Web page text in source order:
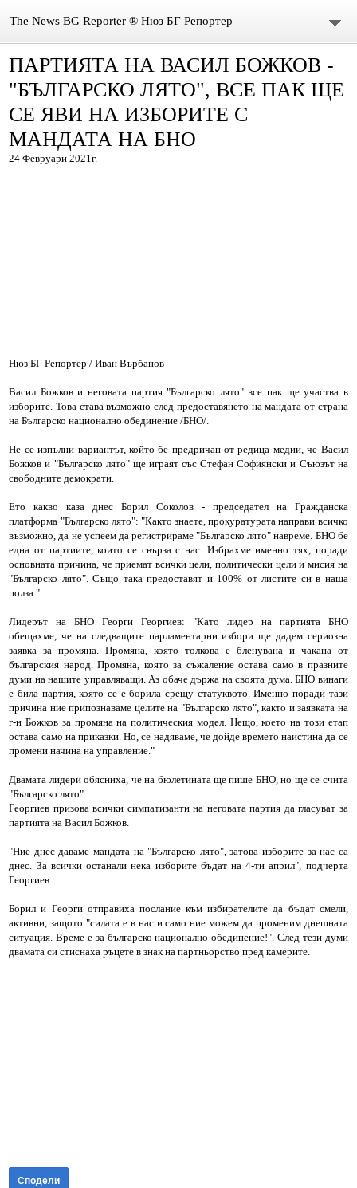
The News BG Reporter ® Нюз БГ Репортер
НОВИНИ
ЗА НАС
КОНТАКТИ
ПАРТИЯТА НА ВАСИЛ БОЖКОВ -
"БЪЛГАРСКО ЛЯТО", ВСЕ ПАК ЩЕ
СЕ ЯВИ НА ИЗБОРИТЕ С
МАНДАТА НА БНО
24 Февруари 2021г.
Нюз БГ Репортер / Иван Върбанов
Васил Божков и неговата партия "Българско лято" все пак ще участва в
изборите. Това става възможно след предоставянето на мандата от страна
на Българско национално обединение /БНО/.
Не се изпълни вариантът, който бе предричан от редица медии, че Васил
Божков и "Българско лято" ще играят със Стефан Софиянски и Съюзът на
свободните демократи.
Ето какво каза днес Борил Соколов - председател на Гражданска
платформа "Българско лято": "Както знаете, прокуратурата направи всичко
възможно, да не успеем да регистрираме "Българско лято" навреме. БНО бе
една от партиите, които се свърза с нас. Избрахме именно тях, поради
основната причина, че приемат всички цели, политически цели и мисия на
"Българско лято". Също така предоставят и 100% от листите си в наша
полза."
Лидерът на БНО Георги Георгиев: "Като лидер на партията БНО
обещахме, че на следващите парламентарни избори ще дадем сериозна
заявка за промяна. Промяна, която толкова е бленувана и чакана от
българския народ. Промяна, която за съжаление остава само в празните
думи на нашите управляващи. Аз обаче държа на своята дума. БНО винаги
е била партия, която се е борила срещу статуквото. Именно поради тази
причина ние припознаваме целите на "Българско лято", както и заявката на
г-н Божков за промяна на политическия модел. Нещо, което на този етап
остава само на приказки. Но, се надяваме, че дойде времето наистина да се
промени начина на управление."
Двамата лидери обясниха, че на бюлетината ще пише БНО, но ще се счита
"Българско лято".
Георгиев призова всички симпатизанти на неговата партия да гласуват за
партията на Васил Божков.
"Ние днес даваме мандата на "Българско лято", затова изборите за нас са
днес. За всички останали нека изборите бъдат на 4-ти април", подчерта
Георгиев.
Борил и Георги отправиха послание към избирателите да бъдат смели,
активни, защото "силата е в нас и само ние можем да променим днешната
ситуация. Време е за българско национално обединение!". След тези думи
двамата си стиснаха ръцете в знак на партньорство пред камерите.
Сподели